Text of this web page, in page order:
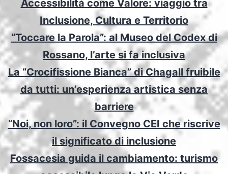
Accessibilità come Valore: viaggio tra
Inclusione, Cultura e Territorio
“Toccare la Parola”: al Museo del Codex di
Rossano, l’arte si fa inclusiva
La “Crocifissione Bianca” di Chagall fruibile
da tutti: un’esperienza artistica senza
barriere
“Noi, non loro”: il Convegno CEI che riscrive
il significato di inclusione
Fossacesia guida il cambiamento: turismo